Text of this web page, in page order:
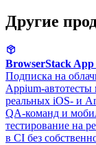
Другие
BrowserStack
Подписка на
Appium-
реальных iOS- и
QA-команд и
тестирование на
в CI без